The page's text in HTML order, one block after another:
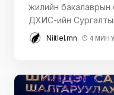
жилийн бакалаврын
ДХИС-ийн
Niitlel.mn 4 МИН